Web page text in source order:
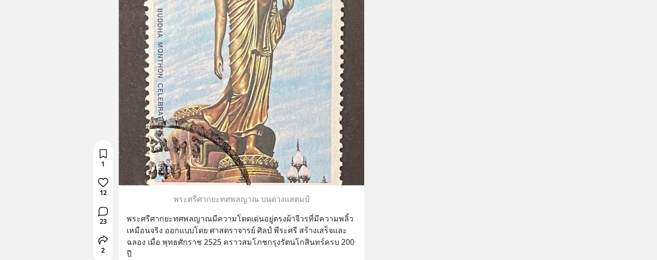
พระศรีศากยะทศพลญาณ บนดวงแสตมป์
พระศรีศากยะทศพลญาณมีความโดดเด่นอยู่ตรงผ้าจีวรที่มีความพลิ้ว
เหมือนจริง ออกแบบโดย ศาสตราจารย์ ศิลป์ พีระศรี สร้างเสร็จและ
ฉลอง เมื่อ พุทธศักราช 2525 คราวสมโภชกรุงรัตนโกสินทร์ครบ 200
ปี
1
12
23
2